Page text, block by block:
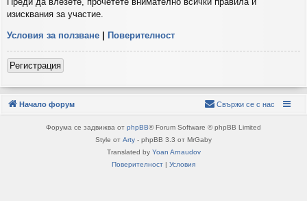
изисквания за участие.
Условия за ползване Поверителност
Регистрация
Начало форум Свържи се с нас
Форума се задвижва от phpBB® Forum Software © phpBB Limited
Style от Arty - phpBB 3.3 от MrGaby
Translated by Yoan Arnaudov
Поверителност
Условия